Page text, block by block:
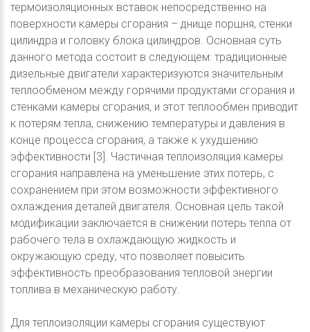
термоизоляционных вставок непосредственно на
поверхности камеры сгорания – днище поршня, стенки
цилиндра и головку блока цилиндров. Основная суть
данного метода состоит в следующем: традиционные
дизельные двигатели характеризуются значительным
теплообменом между горячими продуктами сгорания и
стенками камеры сгорания, и этот теплообмен приводит
к потерям тепла, снижению температуры и давления в
конце процесса сгорания, а также к ухудшению
эффективности [3]. Частичная теплоизоляция камеры
сгорания направлена на уменьшение этих потерь, с
сохранением при этом возможности эффективного
охлаждения деталей двигателя. Основная цель такой
модификации заключается в снижении потерь тепла от
рабочего тела в охлаждающую жидкость и
окружающую среду, что позволяет повысить
эффективность преобразования тепловой энергии
топлива в механическую работу.
Для теплоизоляции камеры сгорания существуют